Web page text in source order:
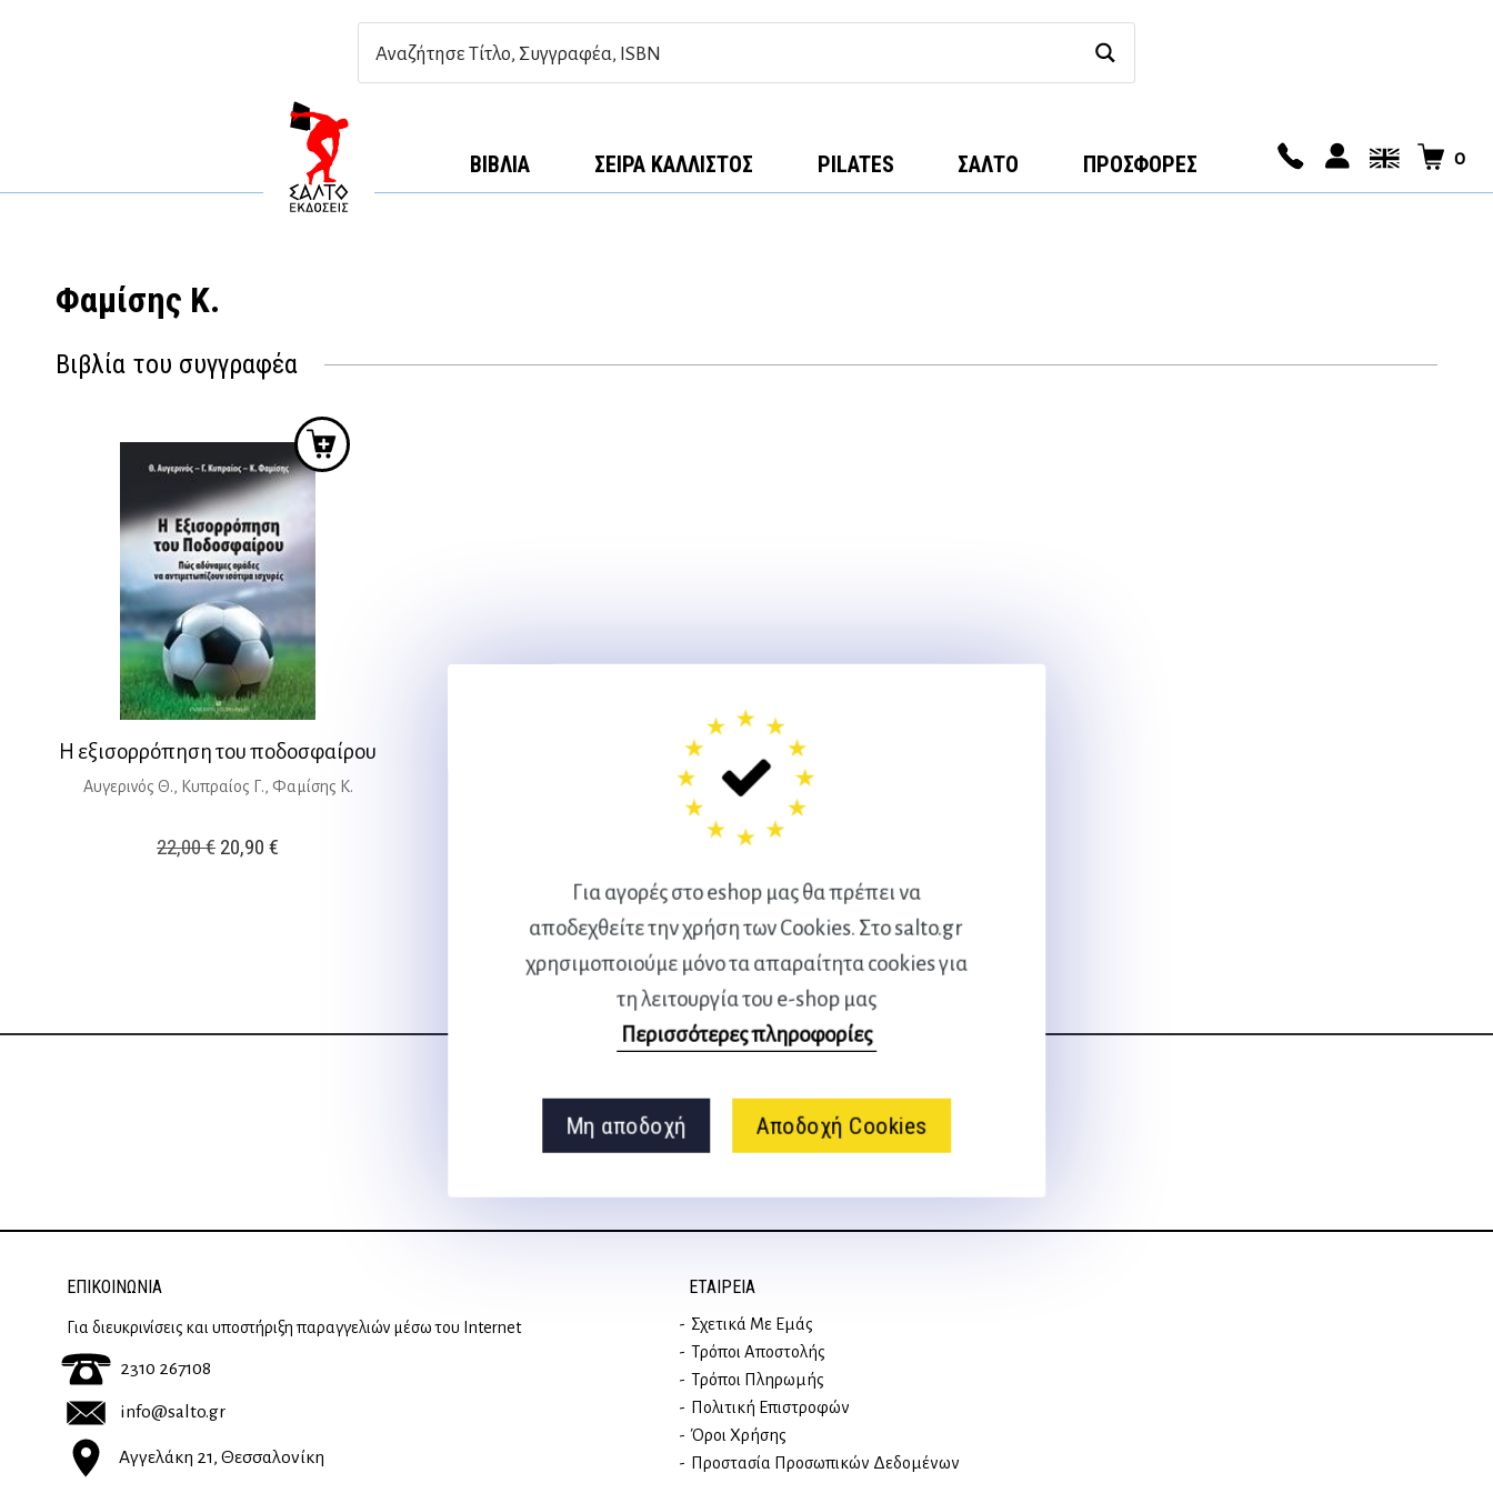
Για αγορές στο eshop μας θα πρέπει να
αποδεχθείτε την χρήση των Cookies. Στο salto.gr
χρησιμοποιούμε μόνο τα απαραίτητα cookies για
τη λειτουργία του e-shop μας
Περισσότερες πληροφορίες
Μη αποδοχή Αποδοχή Cookies
ΒΙΒΛΊΑ ΣΕΙΡΆ ΚΆΛΛΙΣΤΟΣ PILATES ΣΑΛΤΟ ΠΡΟΣΦΟΡΕΣ 0
Φαμίσης Κ.
Βιβλία του συγγραφέα
Η εξισορρόπηση του ποδοσφαίρου
Αυγερινός Θ., Κυπραίος Γ., Φαμίσης Κ.
22,00€ Original
20,90€
Ακολουθήστε μας
στα social media
ΕΠΙΚΟΙΝΩΝΊΑ
Για διευκρινίσεις και υποστήριξη παραγγελιών μέσω του Internet
2310 267108
info@salto.gr
Αγγελάκη 21, Θεσσαλονίκη
ΕΤΑΙΡΕΊΑ
Σχετικά Με Εμάς
Τρόποι Αποστολής
Τρόποι Πληρωμής
Πολιτική Επιστροφών
Όροι Χρήσης
Προστασία Προσωπικών Δεδομένων